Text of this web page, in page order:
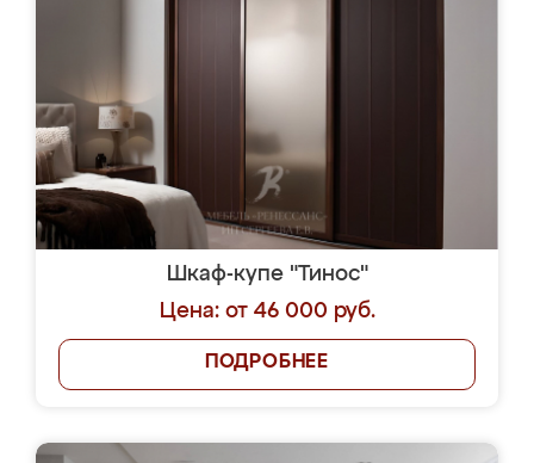
Шкаф-купе "Тинос"
Цена: от 46 000 руб.
ПОДРОБНЕЕ